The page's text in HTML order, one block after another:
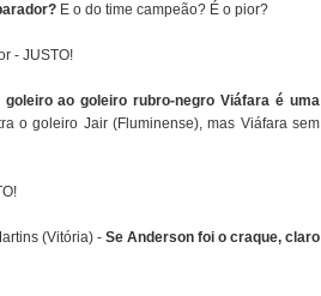
E o do time campeão? É o pior?
- JUSTO!
ao goleiro rubro-negro Viáfara é uma
o goleiro Jair (Fluminense), mas Viáfara sem
(Vitória) - Se Anderson foi o craque, claro